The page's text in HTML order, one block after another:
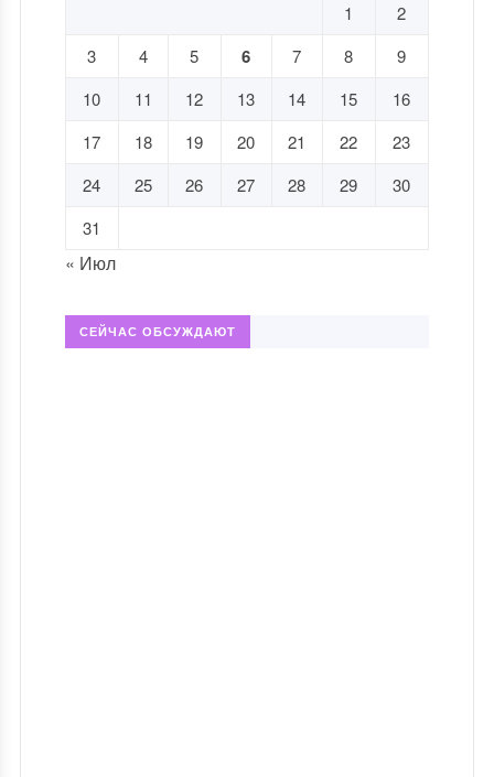
1
2
3
4 5 6 7 8
9
10
11 12 13 14 15
16
17
18 19 20 21 22
23
24
25 26 27 28 29
30
31
« Июл
СЕЙЧАС ОБСУЖДАЮТ